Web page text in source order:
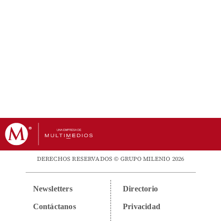
DERECHOS RESERVADOS © GRUPO MILENIO 2026
Newsletters
Contáctanos
Directorio
Privacidad